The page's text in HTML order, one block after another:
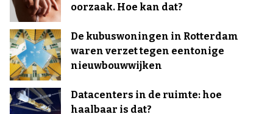
oorzaak. Hoe kan dat?
De kubuswoningen in Rotterdam
waren verzet tegen eentonige
nieuwbouwwijken
Datacenters in de ruimte: hoe
haalbaar is dat?